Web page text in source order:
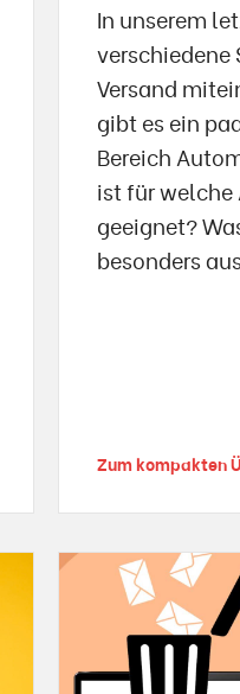
In unserem
Versand
gibt es ein
Bereich
ist für
geeignet?
besonders
Zum kompakten